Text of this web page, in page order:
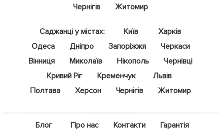
Чернігів
Житомир
Саджанці у містах: Київ
Харків
Одеса
Дніпро Запоріжжя
Черкаси
Вінниця
Миколаїв Нікополь
Чернівці
Кривий Ріг
Кременчук
Львів
Полтава
Херсон Чернігів Житомир
Блог Про нас Контакти
Гарантія